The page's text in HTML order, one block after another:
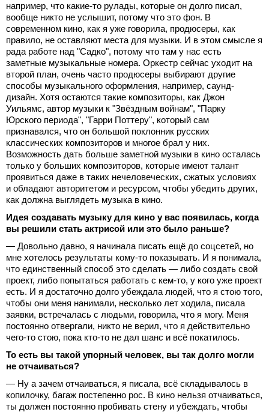
например, что какие-то рулады, которые он долго писал,
вообще никто не услышит, потому что это фон. В
современном кино, как я уже говорила, продюсеры, как
правило, не оставляют места для музыки. И в этом смысле я
рада работе над "Садко", потому что там у нас есть
заметные музыкальные номера. Оркестр сейчас уходит на
второй план, очень часто продюсеры выбирают другие
способы музыкального оформления, например, саунд-
дизайн. Хотя остаются такие композиторы, как Джон
Уильямс, автор музыки к "Звёздным войнам", "Парку
Юрского периода", "Гарри Поттеру", который сам
признавался, что он большой поклонник русских
классических композиторов и многое брал у них.
Возможность дать больше заметной музыки в кино осталась
только у больших композиторов, которые имеют талант
проявиться даже в таких нечеловеческих, сжатых условиях
и обладают авторитетом и ресурсом, чтобы убедить других,
как должна выглядеть музыка в кино.
Идея создавать музыку для кино у вас появилась, когда
вы решили стать актрисой или это было раньше?
— Довольно давно, я начинала писать ещё до соцсетей, но
мне хотелось результаты кому-то показывать. И я понимала,
что единственный способ это сделать — либо создать свой
проект, либо попытаться работать с кем-то, у кого уже проект
есть. И я достаточно долго убеждала людей, что я стою того,
чтобы они меня нанимали, несколько лет ходила, писала
заявки, встречалась с людьми, говорила, что я могу. Меня
постоянно отвергали, никто не верил, что я действительно
чего-то стою, пока кто-то не дал шанс и всё покатилось.
То есть вы такой упорный человек, вы так долго могли
не отчаиваться?
— Ну а зачем отчаиваться, я писала, всё складывалось в
копилочку, багаж постепенно рос. В кино нельзя отчаиваться,
ты должен постоянно пробивать стену и убеждать, чтобы